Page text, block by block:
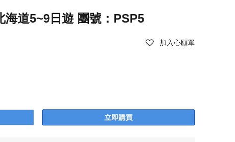
海道5~9日遊 團號：PSP5
加入心願單
立即購買